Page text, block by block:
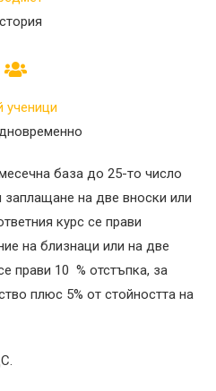
ученици
база до 25-то число
на две вноски или
курс се прави
на близнаци или на две
прави 10 % отстъпка, за
плюс 5% от стойността на